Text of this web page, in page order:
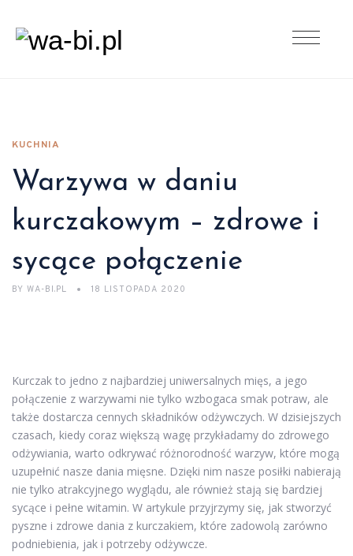
KUCHNIA
Warzywa w daniu
kurczakowym – zdrowe i
sycące połączenie
BY WA-BI.PL 18 LISTOPADA 2020
Kurczak to jedno z najbardziej uniwersalnych mięs, a jego
połączenie z warzywami nie tylko wzbogaca smak potraw, ale
także dostarcza cennych składników odżywczych. W dzisiejszych
czasach, kiedy coraz większą wagę przykładamy do zdrowego
odżywiania, warto odkrywać różnorodność warzyw, które mogą
uzupełnić nasze dania mięsne. Dzięki nim nasze posiłki nabierają
nie tylko atrakcyjnego wyglądu, ale również stają się bardziej
sycące i pełne witamin. W artykule przyjrzymy się, jak stworzyć
pyszne i zdrowe dania z kurczakiem, które zadowolą zarówno
podniebienia, jak i potrzeby odżywcze.